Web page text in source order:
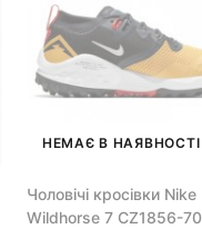
НЕМАЄ В НАЯВНОСТІ
Чоловічі кросівки Nike
Wildhorse 7 CZ1856-